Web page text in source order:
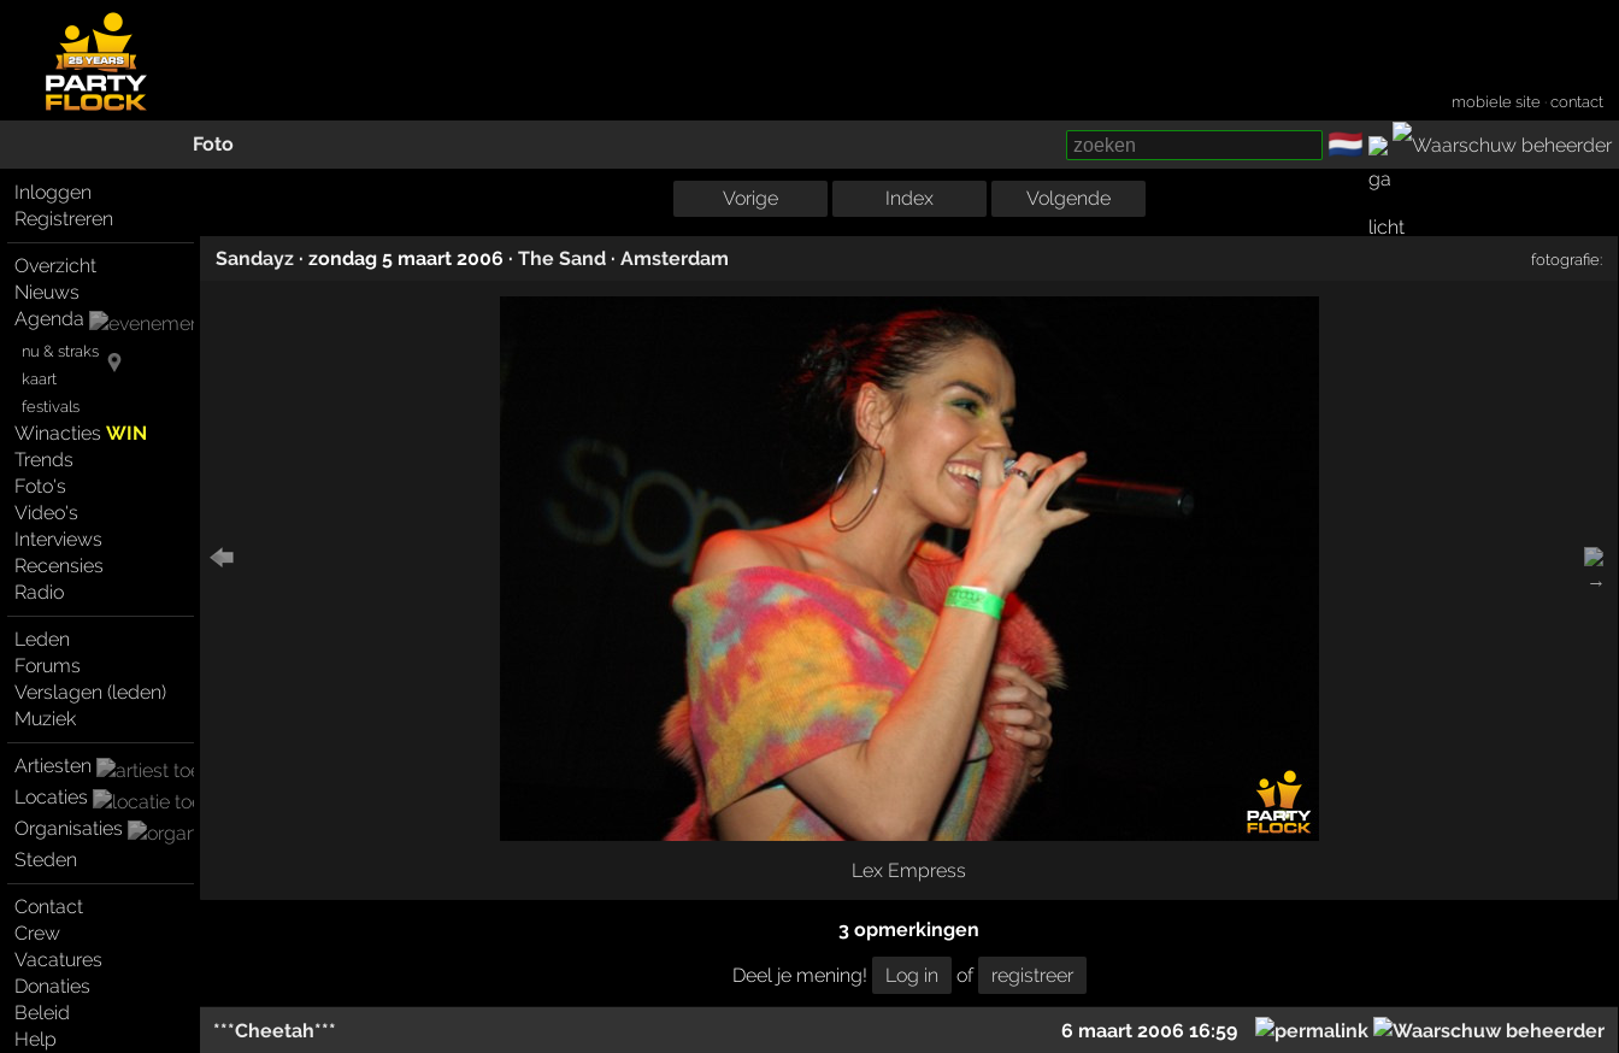
mobiele site ·contact
Foto 🇳🇱
Inloggen
Registreren
Overzicht
Nieuws
Agenda
nu & straks
kaart
festivals
WinactiesWIN
Trends
Foto's
Video's
Interviews
Recensies
Radio
Leden
Forums
Verslagen (leden)
Muziek
Artiesten
Locaties
Organisaties
Steden
Contact
Crew
Vacatures
Donaties
Beleid
Help
Vorige Index Volgende
Sandayz · zondag 5 maart 2006 · The Sand · Amsterdam fotografie:
Lex Empress
3 opmerkingen
Deel je mening!
Log in of registreer
***Cheetah*** 6 maart 2006 16:59